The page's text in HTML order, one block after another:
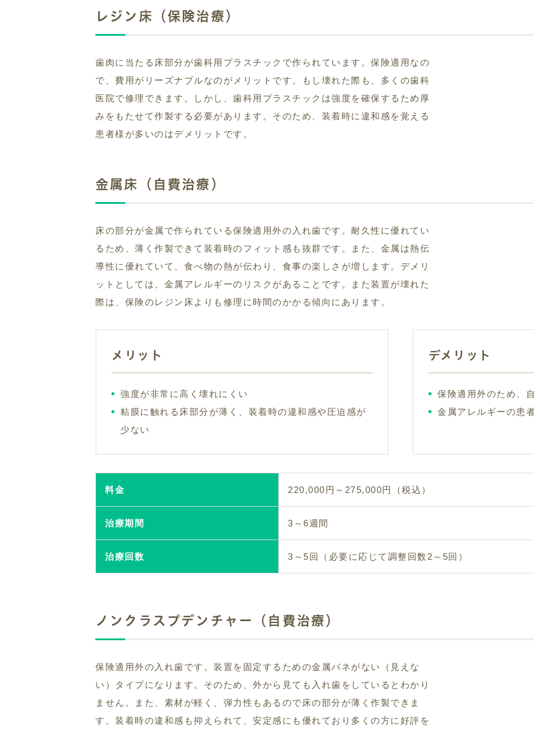
レジン床（保険治療）
歯肉に当たる床部分が歯科用プラスチックで作られています。保険適用なの
で、費用がリーズナブルなのがメリットです。もし壊れた際も、多くの歯科
医院で修理できます。しかし、歯科用プラスチックは強度を確保するため厚
みをもたせて作製する必要があります。そのため、装着時に違和感を覚える
患者様が多いのはデメリットです。
金属床（自費治療）
床の部分が金属で作られている保険適用外の入れ歯です。耐久性に優れてい
るため、薄く作製できて装着時のフィット感も抜群です。また、金属は熱伝
導性に優れていて、食べ物の熱が伝わり、食事の楽しさが増します。デメリ
ットとしては、金属アレルギーのリスクがあることです。また装置が壊れた
際は、保険のレジン床よりも修理に時間のかかる傾向にあります。
メリット
強度が非常に高く壊れにくい
粘膜に触れる床部分が薄く、装着時の違和感や圧迫感が
少ない
デメリット
保険適用外のため、
金属アレルギーの患
料金 220,000円～275,000円（税込）
治療期間 3～6週間
治療回数 3～5回（必要に応じて調整回数2～5回）
ノンクラスプデンチャー（自費治療）
保険適用外の入れ歯です。装置を固定するための金属バネがない（見えな
い）タイプになります。そのため、外から見ても入れ歯をしているとわかり
ません。また、素材が軽く、弾力性もあるので床の部分が薄く作製できま
す。装着時の違和感も抑えられて、安定感にも優れており多くの方に好評を